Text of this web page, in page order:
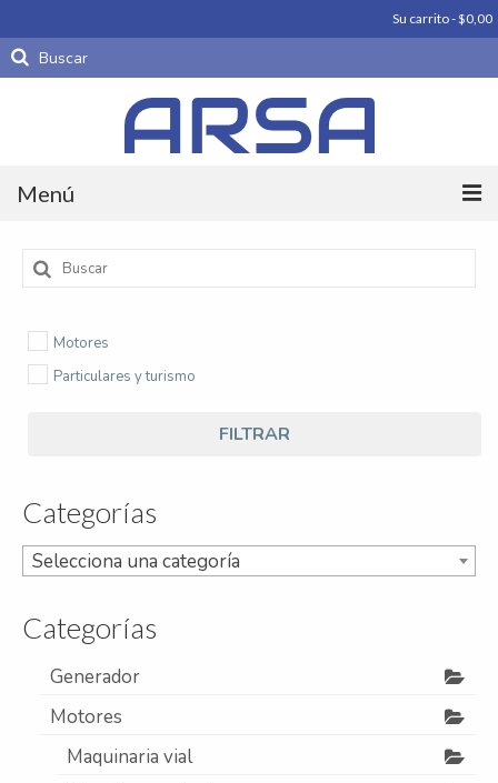
Su carrito-$0,00
Buscar
por:
Menú
Productos
Motores
Periféricos De Motor
Refrigeración
Servicios
A campo
Comercial y Servicios
Desarmadero
Generación
Buscar
por:
Motores
Particulares y turismo
FILTRAR
Categorías
Selecciona una categoría
Categorías
Generador
Motores
Maquinaria vial